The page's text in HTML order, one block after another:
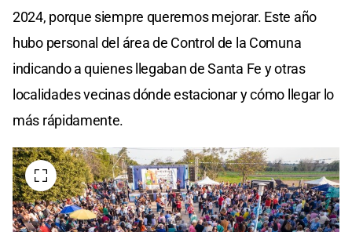
2024, porque siempre queremos mejorar. Este año
hubo personal del área de Control de la Comuna
indicando a quienes llegaban de Santa Fe y otras
localidades vecinas dónde estacionar y cómo llegar lo
más rápidamente.